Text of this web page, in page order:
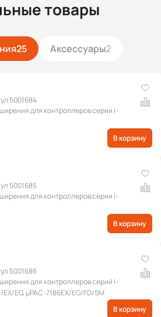
товары
25 Аксессуары2
5001684
для контроллеров серии I-
В корзину
5001685
для контроллеров серии I-
В корзину
5001686
для контроллеров серий I-
EX/EG, μPAC-7186EX/EG/FD/SM
В корзину